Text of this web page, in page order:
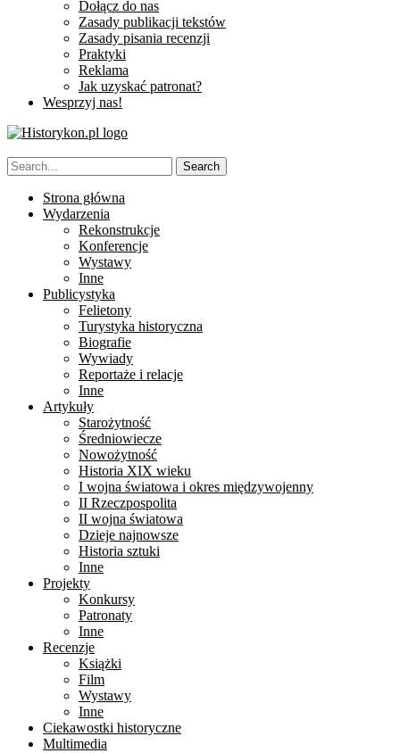
Dołącz do nas
Zasady publikacji tekstów
Zasady pisania recenzji
Praktyki
Reklama
Jak uzyskać patronat?
Wesprzyj nas!
Strona główna
Wydarzenia
Rekonstrukcje
Konferencje
Wystawy
Inne
Publicystyka
Felietony
Turystyka historyczna
Biografie
Wywiady
Reportaże i relacje
Inne
Artykuły
Starożytność
Średniowiecze
Nowożytność
Historia XIX wieku
I wojna światowa i okres międzywojenny
II Rzeczpospolita
II wojna światowa
Dzieje najnowsze
Historia sztuki
Inne
Projekty
Konkursy
Patronaty
Inne
Recenzje
Książki
Film
Wystawy
Inne
Ciekawostki historyczne
Multimedia